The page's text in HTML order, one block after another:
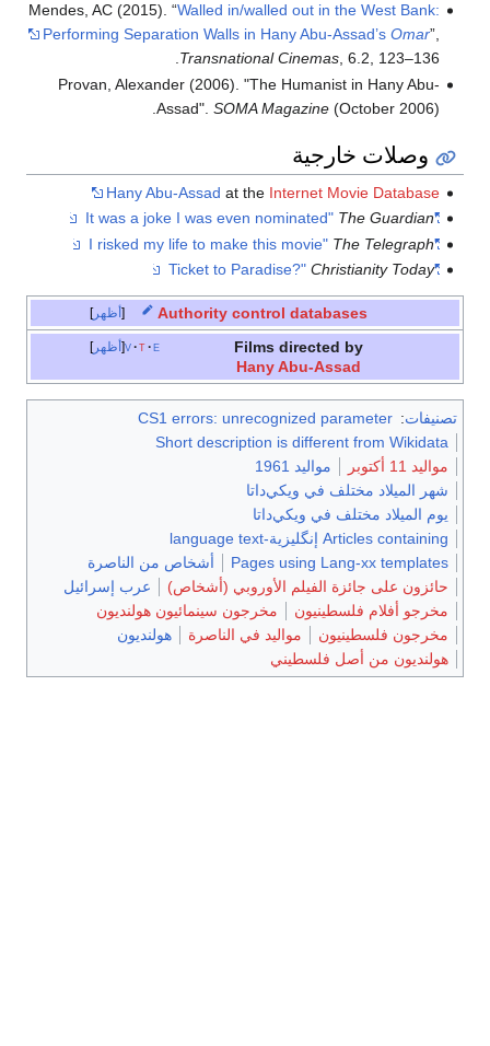
Mendes, AC (2015). “Walled in/walled out in the West Bank:
Performing Separation Walls in Hany Abu-Assad’s Omar”,
Transnational Cinemas, 6.2, 123–136.
Provan, Alexander (2006). "The Humanist in Hany Abu-
Assad". SOMA Magazine(October 2006).
وصلات خارجية
Hany Abu-Assad at the Internet Movie Database
"It was a joke I was even nominated"
The Guardian
"I risked my life to make this movie"
The Telegraph
"Ticket to Paradise?"
Christianity Today
أظهر Authority control databases
أظهر v t e
Films directed by
Hany Abu-Assad
تصنيفات:
CS1 errors: unrecognized parameter
Short description is different from Wikidata
مواليد 11 أكتوبر
مواليد 1961
شهر الميلاد مختلف في ويكي‌داتا
يوم الميلاد مختلف في ويكي‌داتا
Articles containing إنگليزية-language text
Pages using Lang-xx templates
أشخاص من الناصرة
حائزون على جائزة الفيلم الأوروبي (أشخاص)
عرب إسرائيل
مخرجو أفلام فلسطينيون
مخرجون سينمائيون هولنديون
مخرجون فلسطينيون
مواليد في الناصرة
هولنديون
هولنديون من أصل فلسطيني